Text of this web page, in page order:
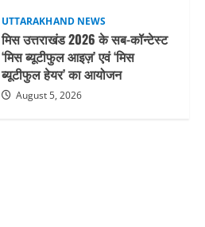
UTTARAKHAND NEWS
धामी कैबिनेट ने लिए कई महत्वपूर्ण
निर्णय, अब सामान्य वर्ग के पशुपालकों
को भी गाय एवं भैंस खरीद पर मिलेगा
अनुदान, मजदूरी संहिता